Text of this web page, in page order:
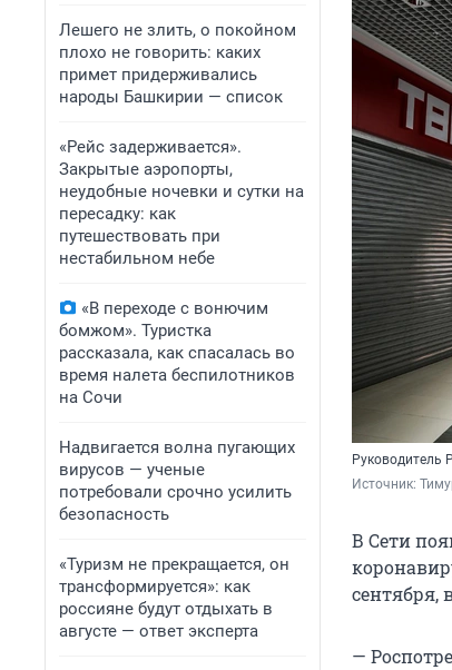
Лешего не злить, о покойном
плохо не говорить: каких
примет придерживались
народы Башкирии — список
«Рейс задерживается».
Закрытые аэропорты,
неудобные ночевки и сутки на
пересадку: как
путешествовать при
нестабильном небе
«В переходе с вонючим
бомжом». Туристка
рассказала, как спасалась во
время налета беспилотников
на Сочи
Надвигается волна пугающих
вирусов — ученые
потребовали срочно усилить
безопасность
«Туризм не прекращается, он
трансформируется»: как
россияне будут отдыхать в
августе — ответ эксперта
Руководитель
Источник:
В Сети
сентября,
—